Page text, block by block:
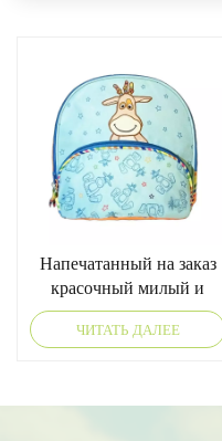
Напечатанный на заказ
красочный милый и
прочный детский рюкзак
ЧИТАТЬ ДАЛЕЕ